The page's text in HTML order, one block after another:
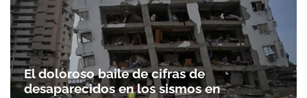
El doloroso baile de cifras de
desaparecidos en los sismos en